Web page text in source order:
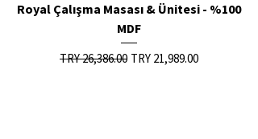
Royal Çalışma Masası & Ünitesi - %100
MDF
Regular Price
TRY 26,386.00 Sale Price
TRY 21,989.00